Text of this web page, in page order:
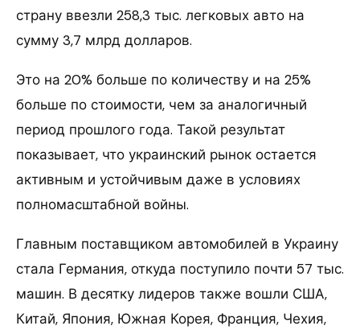
страну ввезли 258,3 тыс. легковых авто на
сумму 3,7 млрд долларов.
Это на 20% больше по количеству и на 25%
больше по стоимости, чем за аналогичный
период прошлого года. Такой результат
показывает, что украинский рынок остается
активным и устойчивым даже в условиях
полномасштабной войны.
Главным поставщиком автомобилей в Украину
стала Германия, откуда поступило почти 57 тыс.
машин. В десятку лидеров также вошли США,
Китай, Япония, Южная Корея, Франция, Чехия,